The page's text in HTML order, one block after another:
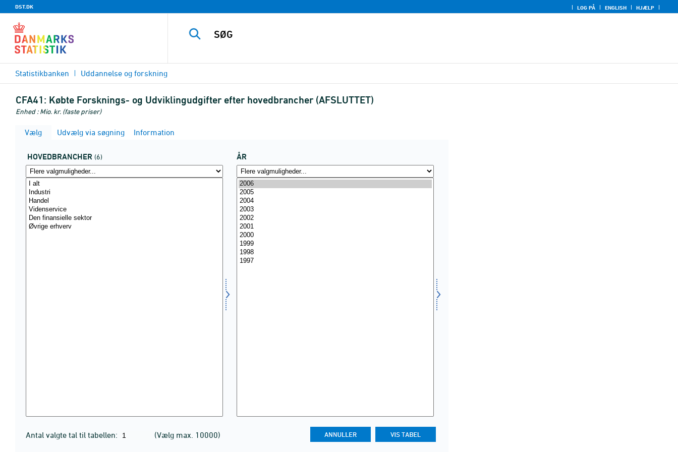
DST.DK LOG PÅ ENGLISH HJÆLP
Statistikbanken Uddannelse og forskning
CFA41: Købte Forsknings- og Udviklingudgifter efter hovedbrancher (AFSLUTTET)
Enhed : Mio. kr. (faste priser)
Vælg Udvælg via søgning Information
HOVEDBRANCHER (6) ÅR
Antal valgte tal til tabellen: (Vælg max. 10000)